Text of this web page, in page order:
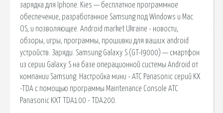
зарядка для Iphone. Kies — бесплатное программное
обеспечение, разработанное Samsung под Windows и Mac
OS, и позволяющее. Android market Ukraine - новости,
обзоры, игры, программы, прошивки для ваших android
устройств. Заряди. Samsung Galaxy S (GT-I9000) — смартфон
из серии Galaxy S на базе операционной системы Android от
компании Samsung. Настройка мини - АТС Panasonic серий KX
-TDA с помощью программы Maintenance Console АТС
Panasonic KXT TDA100 - TDA200.